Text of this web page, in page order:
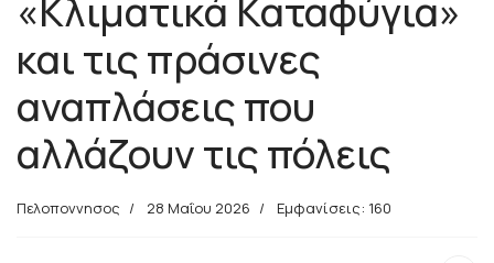
«Κλιματικά Καταφύγια»
και τις πράσινες
αναπλάσεις που
αλλάζουν τις πόλεις
Πελοποννησος 28 Μαΐου 2026 Εμφανίσεις: 160